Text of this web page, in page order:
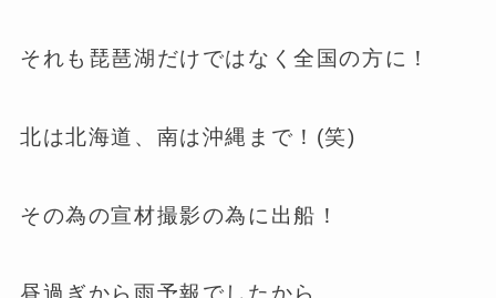
それも琵琶湖だけではなく全国の方に！
北は北海道、南は沖縄まで！(笑)
その為の宣材撮影の為に出船！
昼過ぎから雨予報でしたから